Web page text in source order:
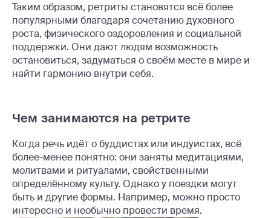
Таким образом, ретриты становятся всё более
популярными благодаря сочетанию духовного
роста, физического оздоровления и социальной
поддержки. Они дают людям возможность
остановиться, задуматься о своём месте в мире и
найти гармонию внутри себя.
Чем занимаются на ретрите
Когда речь идёт о буддистах или индуистах, всё
более-менее понятно: они заняты медитациями,
молитвами и ритуалами, свойственными
определённому культу. Однако у поездки могут
быть и другие формы. Например, можно просто
интересно и необычно провести время.